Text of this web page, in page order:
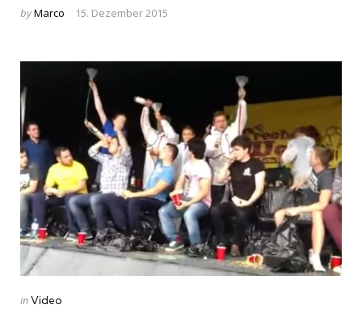
Posted
byMarco 15. Dezember 2015
Categories
Posted
inVideo